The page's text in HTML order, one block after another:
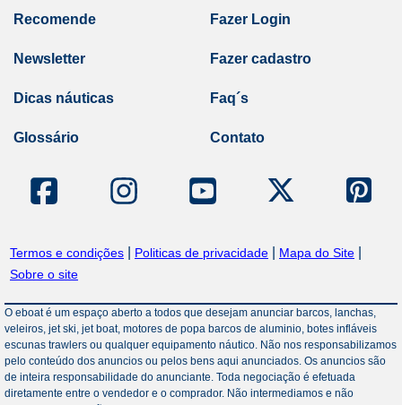
Recomende
Newsletter
Dicas náuticas
Glossário
Fazer Login
Fazer cadastro
Faq´s
Contato
Termos e condições Politicas de privacidade Mapa do Site
Sobre o site
O eboat é um espaço aberto a todos que desejam anunciar barcos, lanchas,
veleiros, jet ski, jet boat, motores de popa barcos de aluminio, botes infláveis
escunas trawlers ou qualquer equipamento náutico. Não nos responsabilizamos
pelo conteúdo dos anuncios ou pelos bens aqui anunciados. Os anuncios são
de inteira responsabilidade do anunciante. Toda negociação é efetuada
diretamente entre o vendedor e o comprador. Não intermediamos e não